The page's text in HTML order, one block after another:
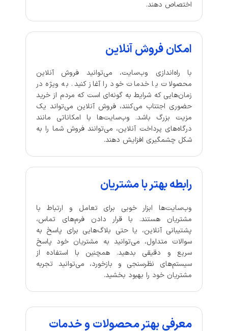
اختصاص دهند.
امکان فروش آنلاین
با راه‌اندازی وب‌سایت، می‌توانید فروش آنلاین
محصولات یا خدمات خود را آغاز کنید. به ویژه در
زمان‌هایی که شرایط به گونه‌ای است که مردم از خرید
حضوری اجتناب می‌کنند، فروش آنلاین می‌تواند یک
مزیت بزرگ باشد. وب‌سایت‌ها با امکاناتی مانند
درگاه‌های پرداخت آنلاین، می‌توانند فروش شما را به
شکل چشمگیری افزایش دهند.
رابطه بهتر با مشتریان
وب‌سایت‌ها ابزار خوبی برای تعامل و ارتباط با
مشتریان هستند. با قرار دادن فرم‌های تماس،
پشتیبانی آنلاین، یا حتی بلاگ‌هایی برای پاسخ به
سوالات متداول، می‌توانید به مشتریان خود پاسخ
سریع و دقیقی بدهید. همچنین با استفاده از
سیستم‌های نظرسنجی و بازخورد، می‌توانید تجربه
مشتریان خود را بهبود بخشید.
معرفی بهتر محصولات و خدمات